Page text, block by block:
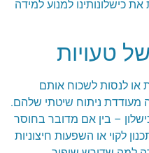
כישלונותינו למנוע למידה
טעויות
או לנסות לשכוח אותם
מעודדת ניתוח שיטתי שלהם.
– בין אם מדובר בחוסר
לקוי או השפעות חיצוניות